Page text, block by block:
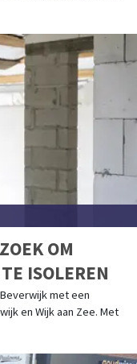
OM
ISOLEREN
met een
en Wijk aan Zee. Met